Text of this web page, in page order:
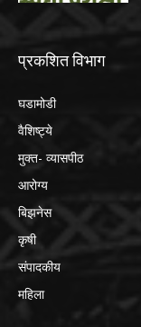
प्रकशित विभाग
घडामोडी
वैशिष्ट्ये
मुक्त- व्यासपीठ
आरोग्य
बिझनेस
कृषी
संपादकीय
महिला